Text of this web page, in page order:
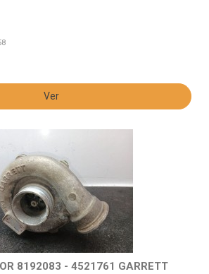
Ver
8192083 - 4521761 GARRETT